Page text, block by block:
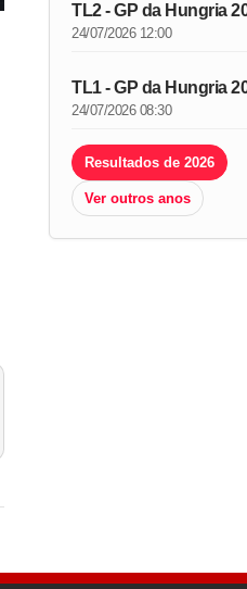
TL2 - GP da Hungria
24/07/2026 12:00
TL1 - GP da Hungria
24/07/2026 08:30
Resultados de 2026
Ver outros anos